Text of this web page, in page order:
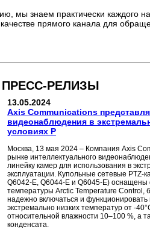
мы знаем практически каждого
прямого канала для
ПРЕСС-РЕЛИЗЫ
13.05.2024
Axis Communications
видеонаблюдения в
условиях Р
Москва, 13 мая 2024 – Компания Axis
рынке интеллектуального
линейку камер для использования в
эксплуатации. Купольные сетевые PTZ-
Q6042-E, Q6044-E и Q6045-E) оснащены
температуры Arctic Temperature Control,
надежно включаться и функционировать
экстремально низких температур от -
относительной влажности 10–100 %, а
конденсата.